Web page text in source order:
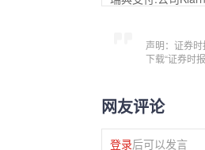
声明：证券
下载“证券时
网友评论
登录后可以发言